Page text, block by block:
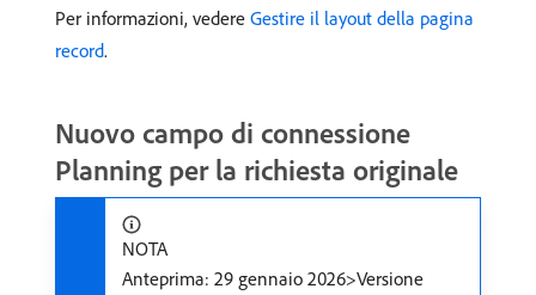
Per informazioni, vedere Gestire il layout della pagina
record.
Nuovo campo di connessione
Planning per la richiesta originale
NOTA
Anteprima: 29 gennaio 2026>Versione